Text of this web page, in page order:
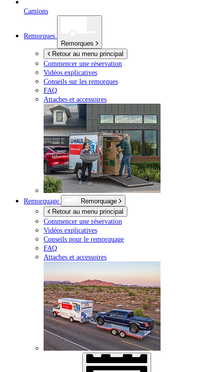
Camions
Remorques
Remorques
Retour au menu principal
Commencer une réservation
Vidéos explicatives
Conseils sur les remorques
FAQ
Attaches et accessoires
Remorquage
Remorquage
Retour au menu principal
Commencer une réservation
Vidéos explicatives
Conseils pour le remorquage
FAQ
Attaches et accessoires